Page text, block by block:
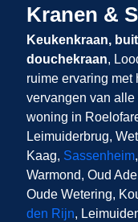
Kranen &
Keukenkraan,
douchekraan,
ruime ervaring met
vervangen van
woning in
Leimuiderbrug,
Kaag, Sassenheim,
Warmond, Oud
Oude Wetering,
den Rijn,